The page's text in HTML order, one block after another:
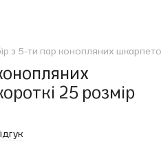
з 5-ти пар конопляних
25 розмір